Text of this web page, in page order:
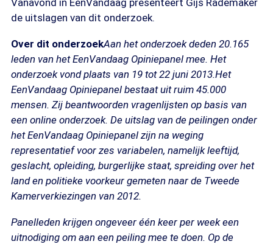
Vanavond in EenVandaag presenteert Gijs Rademaker
de uitslagen van dit onderzoek.
Over dit onderzoekAan het onderzoek deden 20.165
leden van het EenVandaag Opiniepanel mee. Het
onderzoek vond plaats van 19 tot 22 juni 2013.Het
EenVandaag Opiniepanel bestaat uit ruim 45.000
mensen. Zij beantwoorden vragenlijsten op basis van
een online onderzoek. De uitslag van de peilingen onder
het EenVandaag Opiniepanel zijn na weging
representatief voor zes variabelen, namelijk leeftijd,
geslacht, opleiding, burgerlijke staat, spreiding over het
land en politieke voorkeur gemeten naar de Tweede
Kamerverkiezingen van 2012.
Panelleden krijgen ongeveer één keer per week een
uitnodiging om aan een peiling mee te doen. Op de